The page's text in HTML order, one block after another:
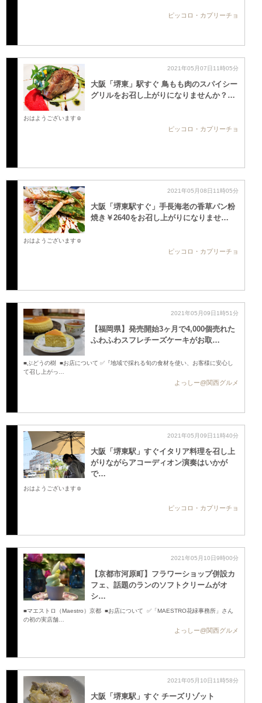
ピッコロ・カプリーチョ
2021年05月07日11時05分
大阪「堺東」駅すぐ 鳥もも肉のスパイシー
グリルをお召し上がりになりませんか？…
おはようございます☺️
ピッコロ・カプリーチョ
2021年05月08日11時05分
大阪「堺東駅すぐ」手長海老の香草パン粉
焼き￥2640をお召し上がりになりませ…
おはようございます☺️
ピッコロ・カプリーチョ
2021年05月09日1時51分
【福岡県】発売開始3ヶ月で4,000個売れた
ふわふわスフレチーズケーキがお取…
■ぶどうの樹 ■お店について ✅『地域で採れる旬の食材を使い、お客様に安心し
て召し上がっ…
よっしー@関西グルメ
2021年05月09日11時40分
大阪「堺東駅」すぐイタリア料理を召し上
がりながらアコーディオン演奏はいかが
で…
おはようございます☺️
ピッコロ・カプリーチョ
2021年05月10日9時00分
【京都市河原町】フラワーショップ併設カ
フェ、話題のランのソフトクリームがオ
シ…
■マエストロ（Maestro）京都 ■お店について ✅「MAESTRO花緑事務所」さん
の初の実店舗…
よっしー@関西グルメ
2021年05月10日11時58分
大阪「堺東駅」すぐ チーズリゾット